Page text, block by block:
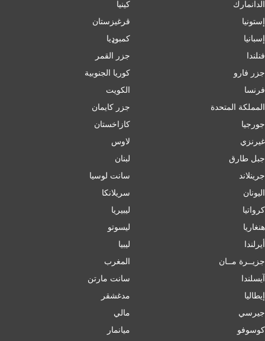
الدانمارك
إستونيا
إسبانيا
فنلندا
جزر فارو
فرنسا
المملكة المتحدة
جورجيا
غيرنزي
جبل طارق
جرينلاند
اليونان
كرواتيا
هنغاريا
أيرلندا
جزيــرة مــان
آيسلندا
إﯾﻄﺎﻟﯿﺎ
جيرسي
كوسوفو
كينيا
قرغيزستان
کمبوډیا
جزر القمر
كوريا الجنوبية
الكويت
جزر كايمان
كازاخستان
لاوس
لبنان
سانت لوسيا
سريلانكا
ليبيريا
ليسوتو
ليبيا
المغرب
سانت مارتن
مدغشقر
مالي
ميانمار